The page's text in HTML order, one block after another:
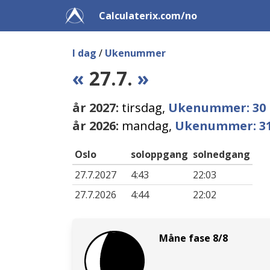
Calculaterix.com/no
I dag / Ukenummer
« 27.7. »
år 2027: tirsdag, Ukenummer: 30
år 2026: mandag, Ukenummer:
Oslo soloppgang solnedgang
27.7.2027
4:43
22:03
27.7.2026
4:44 22:02
Måne fase 8/8